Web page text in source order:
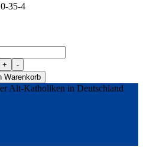
35-4
+
-
Warenkorb
Alt-Katholiken in Deutschland